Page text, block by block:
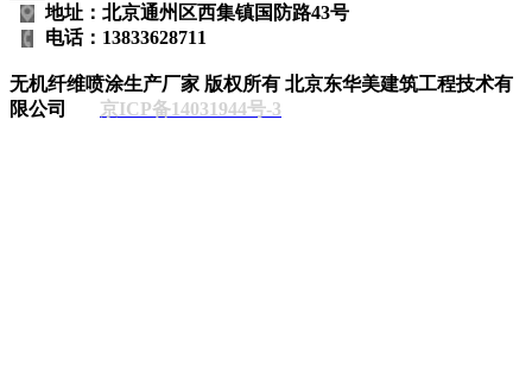
地址：北京通州区西集镇国防路43号
电话：13833628711
无机纤维喷涂生产厂家 版权所有 北京东华美建筑工程技术有
限公司 京ICP备14031944号-3